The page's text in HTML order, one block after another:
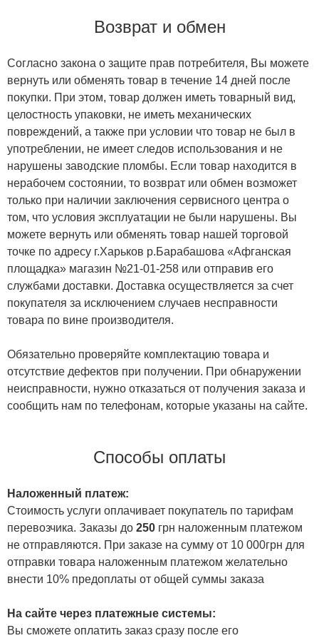
Возврат и обмен
Согласно закона о защите прав потребителя, Вы можете
вернуть или обменять товар в течение 14 дней после
покупки. При этом, товар должен иметь товарный вид,
целостность упаковки, не иметь механических
повреждений, а также при условии что товар не был в
употреблении, не имеет следов использования и не
нарушены заводские пломбы. Если товар находится в
нерабочем состоянии, то возврат или обмен возможет
только при наличии заключения сервисного центра о
том, что условия эксплуатации не были нарушены. Вы
можете вернуть или обменять товар нашей торговой
точке по адресу г.Харьков р.Барабашова «Афганская
площадка» магазин №21-01-258 или отправив его
службами доставки. Доставка осуществляется за счет
покупателя за исключением случаев несправности
товара по вине производителя.
Обязательно проверяйте комплектацию товара и
отсутствие дефектов при получении. При обнаружении
неисправности, нужно отказаться от получения заказа и
сообщить нам по телефонам, которые указаны на сайте.
Способы оплаты
Наложенный платеж:
Стоимость услуги оплачивает покупатель по тарифам
перевозчика. Заказы до 250 грн наложенным платежом
не отправляются. При заказе на сумму от 10 000грн для
отправки товара наложенным платежом желательно
внести 10% предоплаты от общей суммы заказа
На сайте через платежные системы:
Вы сможете оплатить заказ сразу после его